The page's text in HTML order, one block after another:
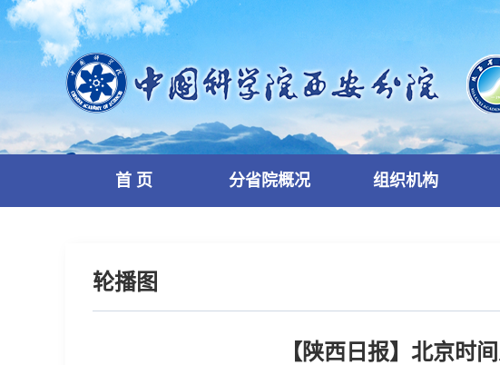
首 页 分省院概况 组织机构
轮播图
【陕西日报】北京时